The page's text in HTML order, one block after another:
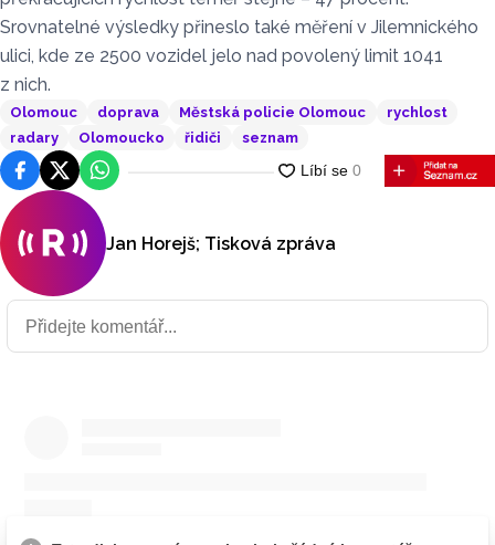
Srovnatelné výsledky přineslo také měření v Jilemnického
ulici, kde ze 2500 vozidel jelo nad povolený limit 1041
z nich.
Olomouc doprava Městská policie Olomouc
rychlost
radary
Olomoucko řidiči seznam
FacebookPlatforma X
WhatsApp
Jan Horejš; Tisková zpráva